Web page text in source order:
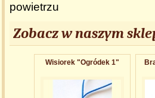
powietrzu
Zobacz w naszym
Wisiorek "Ogródek 1"